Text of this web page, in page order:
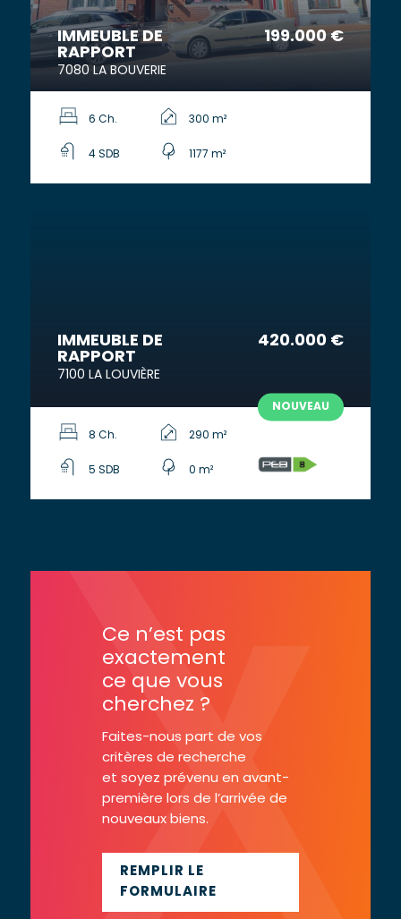
IMMEUBLE DE
RAPPORT
199.000 €
7080 LA BOUVERIE
6 Ch. 300 m²
4 SDB 1177 m²
IMMEUBLE DE
RAPPORT
420.000 €
7100 LA LOUVIÈRE
NOUVEAU
8 Ch. 290 m²
5 SDB 0 m²
Ce n’est pas
exactement
ce que vous
cherchez ?
Faites-nous part de vos
critères de recherche
et soyez prévenu en avant-
première lors de l’arrivée de
nouveaux biens.
REMPLIR LE
FORMULAIRE